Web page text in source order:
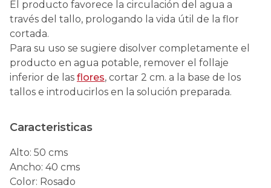
El producto favorece la circulación del agua a
través del tallo, prologando la vida útil de la flor
cortada.
Para su uso se sugiere disolver completamente el
producto en agua potable, remover el follaje
inferior de las flores, cortar 2 cm. a la base de los
tallos e introducirlos en la solución preparada.
Caracteristicas
Alto: 50 cms
Ancho: 40 cms
Color: Rosado